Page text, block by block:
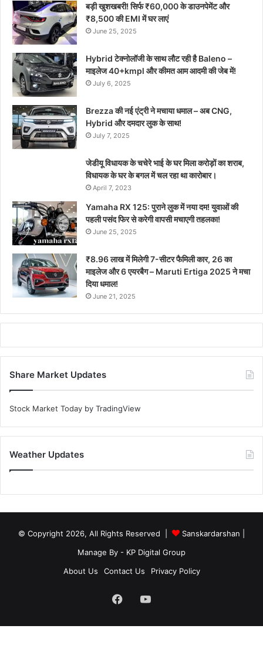
बड़ी खुशखबरी! सिर्फ ₹60,000 के डाउनपेमेंट और
₹8,500 की EMI में घर लाएं
June 25, 2025
Hybrid टेक्नोलॉजी के साथ लौट रही है Baleno –
माइलेज 40+kmpl और कीमत आम आदमी की जेब में!
July 6, 2025
Brezza की नई एंट्री ने मचाया धमाल – अब CNG,
Hybrid और दमदार लुक के साथ!
July 7, 2025
जेडीयू विधायक के चचेरे भाई के घर मिला करोड़ों का शराब,
विधायक के घर के बगल में चल रहा था कारोबार।
April 7, 2023
Yamaha RX 125: पुराने लुक में नया दम! युवाओं की
पहली पसंद फिर से करेगी वापसी मचाएगी तहलका!
June 25, 2025
₹8.96 लाख में मिलेगी 7-सीटर फैमिली कार, 26 का
माइलेज और 6 एयरबैग – Maruti Ertiga 2025 ने मचा
दिया धमाल!
June 21, 2025
Share Market Updates
Stock Market Today by TradingView
Weather Updates
© Copyright 2026, All Rights Reserved | Sanskardarshan
Manage By - KP Digital Group
About Us
Contact Us Privacy Policy
FacebookYouTube